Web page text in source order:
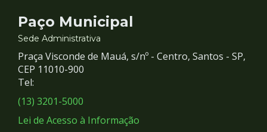
Contato
e
Redes
Sociais
Paço Municipal
Sede Administrativa
Praça Visconde de Mauá, s/nº - Centro, Santos - SP,
CEP 11010-900
Tel:
(13) 3201-5000
Lei de Acesso à Informação